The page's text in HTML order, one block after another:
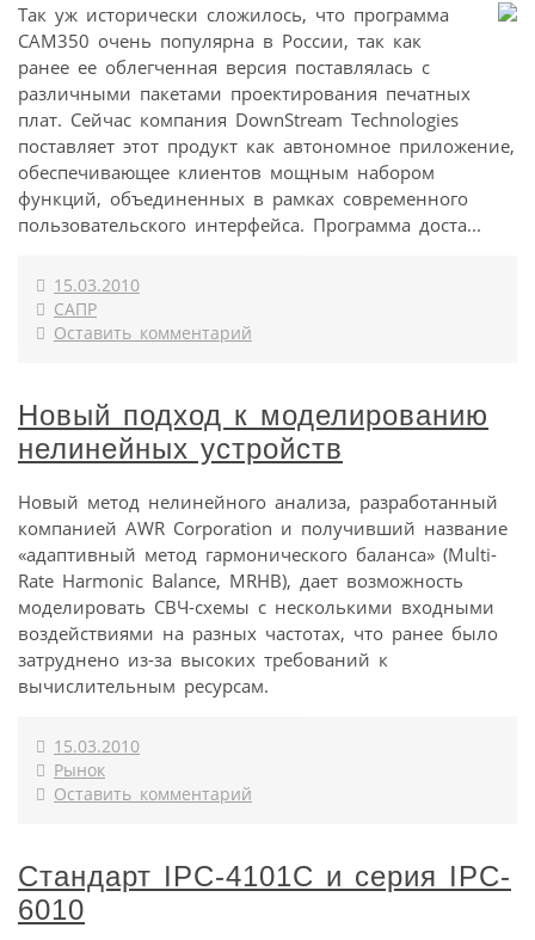
Так уж исторически сложилось, что программа
CAM350 очень популярна в России, так как
ранее ее облегченная версия поставлялась с
различными пакетами проектирования печатных
плат. Сейчас компания DownStream Technologies
поставляет этот продукт как автономное приложение,
обеспечивающее клиентов мощным набором
функций, объединенных в рамках современного
пользовательского интерфейса. Программа доста...
15.03.2010
САПР
Оставить комментарий
Новый подход к моделированию
нелинейных устройств
Новый метод нелинейного анализа, разработанный
компанией AWR Corporation и получивший название
«адаптивный метод гармонического баланса» (Multi-
Rate Harmonic Balance, MRHB), дает возможность
моделировать СВЧ-схемы с несколькими входными
воздействиями на разных частотах, что ранее было
затруднено из-за высоких требований к
вычислительным ресурсам.
15.03.2010
Рынок
Оставить комментарий
Стандарт IPC-4101C и серия IPC-
6010